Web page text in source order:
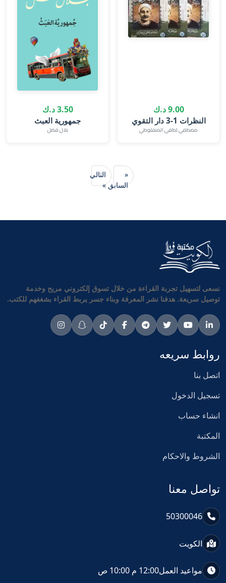
9.00 د.ك
النظرات 1-3 دار التقوي
مصطفي لطفي المنفلوطي
3.50 د.ك
جمهورية العبث
بلال فضل
«
السابق
التالي
»
نسعى لتسهيل تجربة القراءة من خلال تسوق إلكتروني مريح وخدمة
توصيل سريعة. هدفنا نشر المعرفة وبناء جسر يربط القراء بشغفهم للكتب.
روابط سريعه
اتصل بنا
تسجيل الدخول
انشاء حساب
المكتبة
الشروط والاحكام
تواصل معنا
50300046
الكويت
مواعيد العمل12:00 م 10:00 ص